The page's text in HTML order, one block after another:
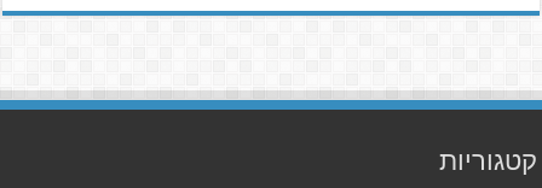
קטגוריות